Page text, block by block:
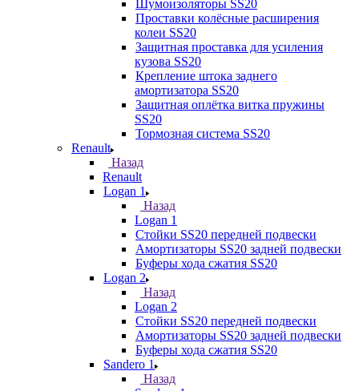
Шумоизоляторы SS20
Проставки колёсные расширения
колеи SS20
Защитная проставка для усиления
кузова SS20
Крепление штока заднего
амортизатора SS20
Защитная оплётка витка пружины
SS20
Тормозная система SS20
Renault
Назад
Renault
Logan 1
Назад
Logan 1
Стойки SS20 передней подвески
Амортизаторы SS20 задней подвески
Буферы хода сжатия SS20
Logan 2
Назад
Logan 2
Стойки SS20 передней подвески
Амортизаторы SS20 задней подвески
Буферы хода сжатия SS20
Sandero 1
Назад